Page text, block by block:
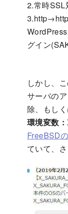
2.常時SSL
グイン
しかし、
サーバの
除、もし
環境変数
FreeBSD
ていて、